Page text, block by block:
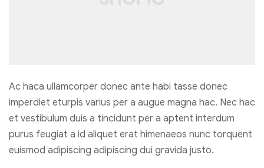
Ac haca ullamcorper donec ante habi tasse donec
imperdiet eturpis varius per a augue magna hac. Nec hac
et vestibulum duis a tincidunt per a aptent interdum
purus feugiat a id aliquet erat himenaeos nunc torquent
euismod adipiscing adipiscing dui gravida justo.